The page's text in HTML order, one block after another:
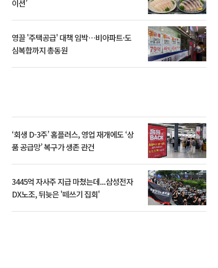
이션’
영끌 '주택공급' 대책 임박⋯비아파트·도
심복합까지 총동원
‘회생 D-3주’ 홈플러스, 영업 재개에도 ‘상
품 공급망’ 복구가 생존 관건
3445억 자사주 지급 마쳤는데...삼성전자
DX노조, 뒤늦은 '떼쓰기 집회'